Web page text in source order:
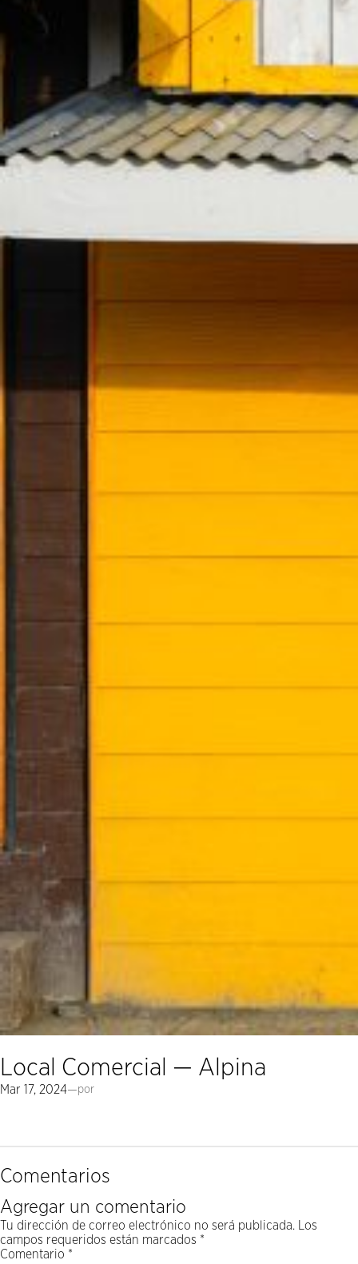
Local Comercial — Alpina
Mar 17, 2024—por
Comentarios
Agregar un comentario
Tu dirección de correo electrónico no será publicada. Los
campos requeridos están marcados *
Comentario *